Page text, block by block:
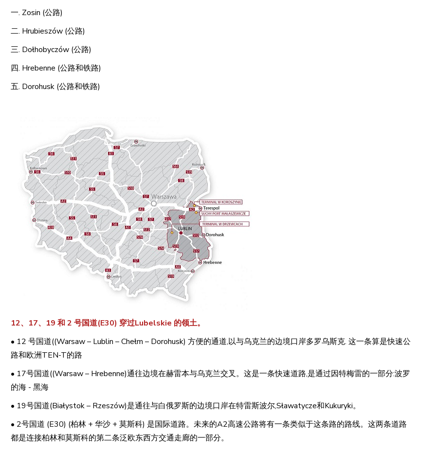
一. Zosin (公路)
二. Hrubieszów (公路)
三. Dołhobyczów (公路)
四. Hrebenne (公路和铁路)
五. Dorohusk (公路和铁路)
12、17、19 和 2 号国道(E30) 穿过Lubelskie 的领土。
• 12 号国道((Warsaw – Lublin – Chełm – Dorohusk) 方便的通道,以与乌克兰的边境口岸多罗乌斯克. 这一条算是快速公
路和欧洲TEN-T的路
• 17号国道((Warsaw – Hrebenne)通往边境在赫雷本与乌克兰交叉。这是一条快速道路,是通过因特梅雷的一部分:波罗
的海 - 黑海
• 19号国道(Białystok – Rzeszów)是通往与白俄罗斯的边境口岸在特雷斯波尔,Sławatycze和Kukuryki。
• 2号国道 (E30) (柏林 + 华沙 + 莫斯科) 是国际道路。未来的A2高速公路将有一条类似于这条路的路线。这两条道路
都是连接柏林和莫斯科的第二条泛欧东西方交通走廊的一部分。